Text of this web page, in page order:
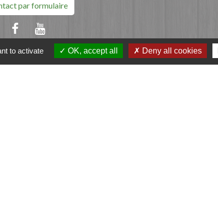
par formulaire
Jumelages
to activate OK, accept all Deny all cookies